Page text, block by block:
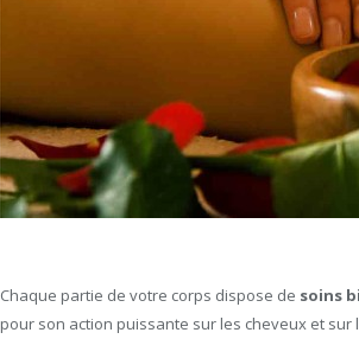
Chaque partie de votre corps dispose de soins
pour son action puissante sur les cheveux et